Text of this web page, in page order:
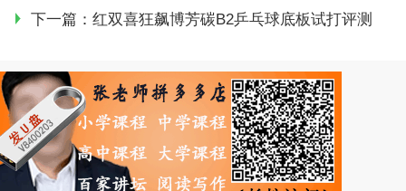
下一篇： 红双喜狂飙博芳碳B2乒乓球底板试打评测